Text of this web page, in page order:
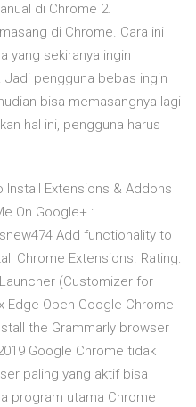
di Chrome 2.
di Chrome. Cara ini
yang sekiranya ingin
pengguna bebas ingin
bisa memasangnya lagi
hal ini, pengguna harus
Install Extensions & Addons
On Google+ :
Add functionality to
Chrome Extensions. Rating:
(Customizer for
Open Google Chrome
the Grammarly browser
Google Chrome tidak
paling yang aktif bisa
program utama Chrome